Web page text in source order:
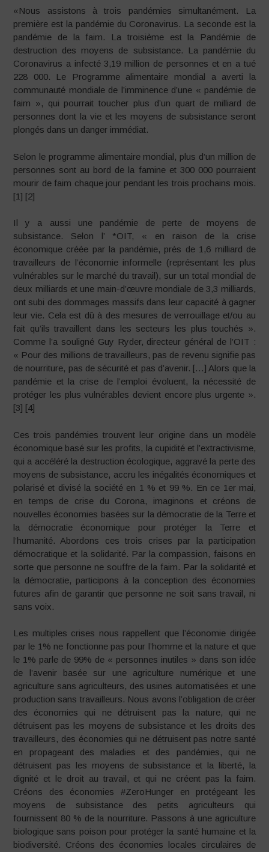
«Nous assistons à trois pandémies simultanément. La
première est la pandémie du Coronavirus. La seconde est la
pandémie de la faim. La troisième est la Pandémie de
destruction des moyens de subsistance. La pandémie du
Coronavirus a infecté 3,19 million de personnes et en a tué
228 000. Le Programme alimentaire mondial a averti la
communauté mondiale de l’imminence d’une « pandémie de
faim », qui pourrait toucher plus d’un quart de milliard de
personnes dont la vie et les moyens de subsistance seront
plongés dans un danger immédiat.
Selon le programme alimentaire mondial, plus d’un million de
personnes sont au bord de la famine et 300 000 pourraient
mourir de faim chaque jour pendant les trois prochains mois.
[1] [2]
Il y a aussi une pandémie de perte de moyens de
subsistance. Selon l’ *OIT, « en raison de la crise
économique créée par la pandémie, près de 1,6 milliard de
travailleurs de l’économie informelle (représentant les plus
vulnérables sur le marché du travail), sur un total mondial de
deux milliards et une main-d’œuvre mondiale de 3,3 milliards,
ont subi des dommages massifs dans leur capacité à gagner
leur vie. Cela est dû à des mesures de verrouillage et/ou au
fait qu’ils travaillent dans les secteurs les plus touchés ».
Comme l’a souligné Guy Ryder, directeur général de l’OIT :
« Pour des millions de travailleurs, pas de revenu signifie pas
de nourriture, pas de sécurité et pas d’avenir. […] Alors que la
pandémie et la crise de l’emploi évoluent, la nécessité de
protéger les plus vulnérables devient encore plus urgente ».
[3] [4]
Ces trois pandémies trouvent leur origine dans un modèle
économique basé sur les profits, la cupidité et l’extractivisme,
qui a accéléré la destruction écologique, aggravé la perte des
moyens de subsistance, accru les inégalités économiques et
polarisé et divisé la société en 1 % et 99 %. En ce 1er mai,
en temps de crise du Corona, imaginons et créons de
nouvelles économies basées sur la démocratie de la Terre et
la démocratie économique pour protéger la Terre et
l’humanité. Abordons ces trois crises par la participation
démocratique et la solidarité. Par la compassion, faisons en
sorte que personne ne souffre de la faim. Par la solidarité et
la démocratie, participons à la conception des économies
futures afin de garantir que personne ne soit sans travail, ni
sans voix.
Les multiples crises nous rappellent que l’économie dirigée
par le 1% ne fonctionne pas pour l’homme et la nature et que
le 1% parle de 99% de « personnes inutiles » dans son idée
de l’avenir basée sur une agriculture numérique et une
agriculture sans agriculteurs, des usines automatisées et une
production sans travailleurs. Nous avons l’obligation de créer
des économies qui ne détruisent pas la nature, qui ne
détruisent pas les moyens de subsistance et les droits des
travailleurs, des économies qui ne détruisent pas notre santé
en propageant des maladies et des pandémies, qui ne
détruisent pas les moyens de subsistance et la liberté, la
dignité et le droit au travail, et qui ne créent pas la faim.
Créons des économies #ZeroHunger en protégeant les
moyens de subsistance des petits agriculteurs qui
fournissent 80 % de la nourriture. Passons à une agriculture
biologique sans poison pour protéger la santé humaine et la
biodiversité. Créons des économies locales circulaires de